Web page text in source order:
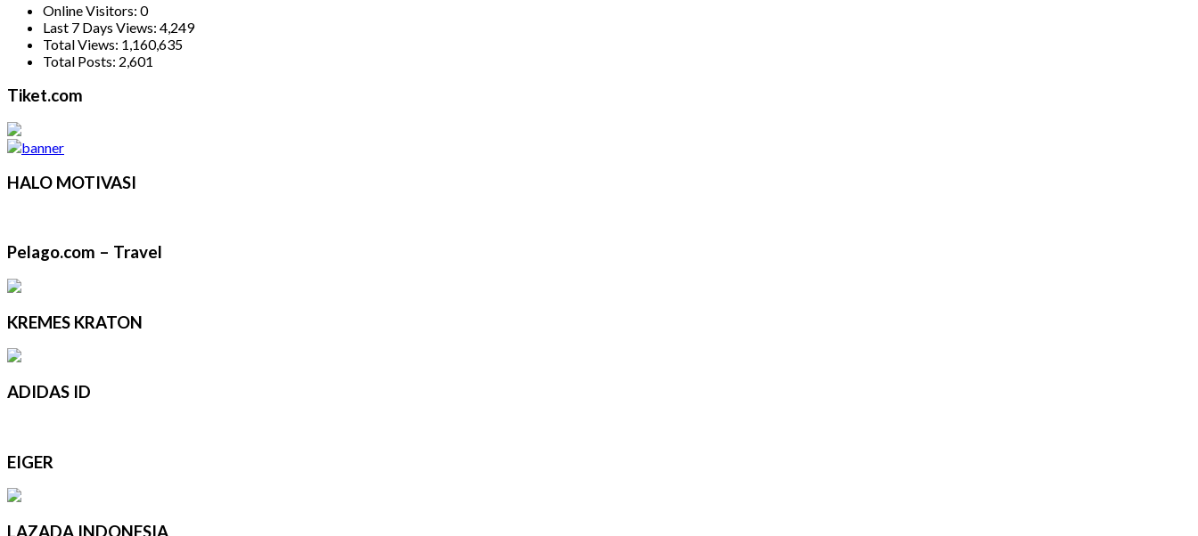
Online Visitors: 0
Last 7 Days Views: 4,249
Total Views: 1,160,635
Total Posts: 2,601
Tiket.com
HALO MOTIVASI
Pelago.com – Travel
KREMES KRATON
ADIDAS ID
EIGER
LAZADA INDONESIA